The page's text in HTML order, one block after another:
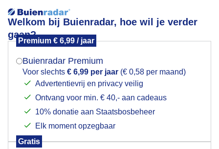
Welkom bij Buienradar, hoe wil je verder
gaan?
Premium € 6,99 / jaar
Buienradar Premium
Voor slechts € 6,99 per jaar (€ 0,58 per maand)
Advertentievrij en privacy veilig
Ontvang voor min. € 40,- aan cadeaus
10% donatie aan Staatsbosbeheer
Elk moment opzegbaar
Gratis
zon met buien vandaag
Mogen we je locatie gebruiken voor het
Indien je hier nog geen akkoord op hebt gegeven,
verschijnt er zo een pop-up uit je browser waarin
Is goed, toon de popup